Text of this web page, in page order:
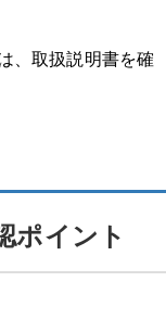
、取扱説明書を確
ポイント